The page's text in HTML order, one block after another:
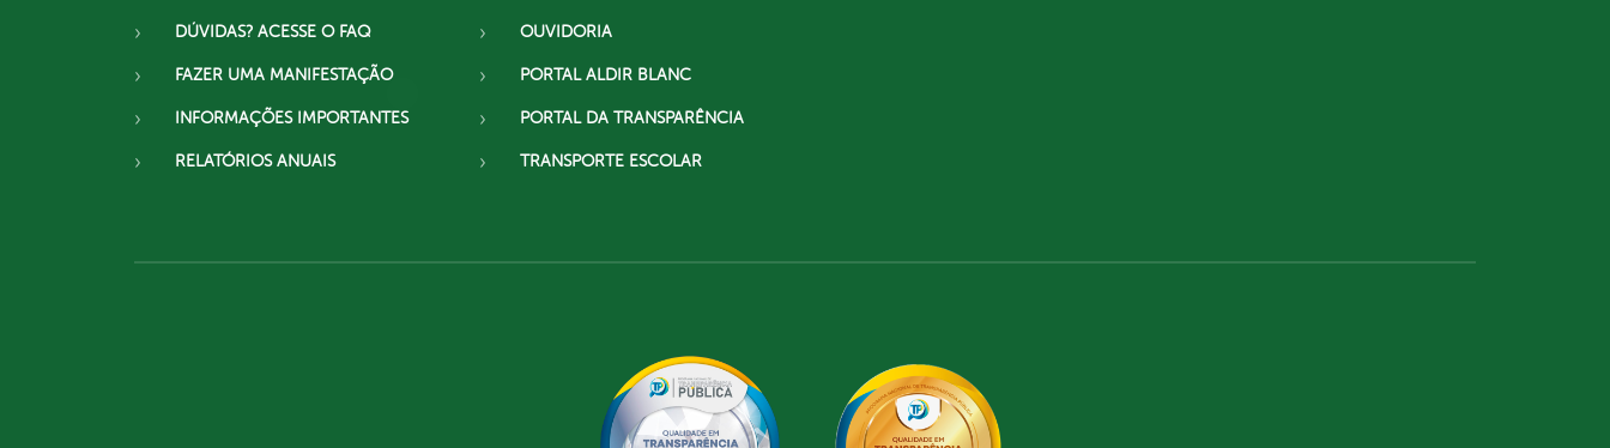
DÚVIDAS? ACESSE O FAQ
FAZER UMA MANIFESTAÇÃO
INFORMAÇÕES IMPORTANTES
RELATÓRIOS ANUAIS
OUVIDORIA
PORTAL ALDIR BLANC
PORTAL DA TRANSPARÊNCIA
TRANSPORTE ESCOLAR